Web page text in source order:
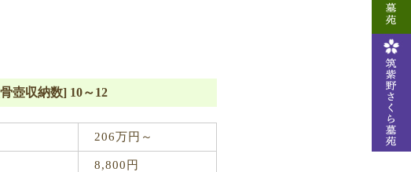
壺収納数] 10～12
206万円～
8,800円